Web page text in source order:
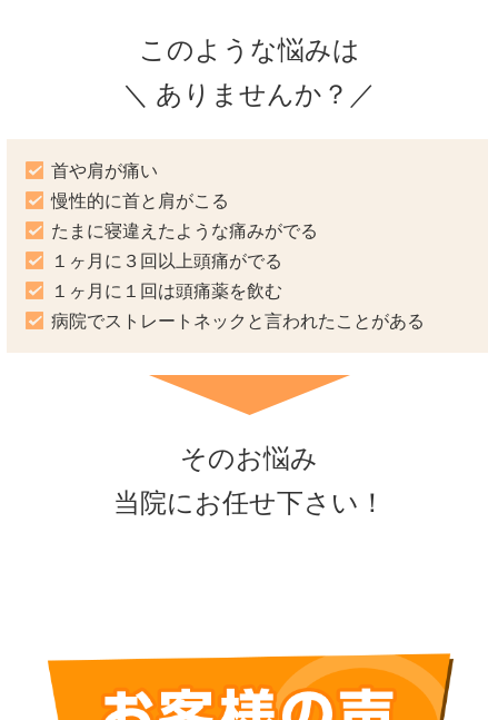
このような悩みは
＼ ありませんか？／
首や肩が痛い
慢性的に首と肩がこる
たまに寝違えたような痛みがでる
１ヶ月に３回以上頭痛がでる
１ヶ月に１回は頭痛薬を飲む
病院でストレートネックと言われたことがある
そのお悩み
当院にお任せ下さい！